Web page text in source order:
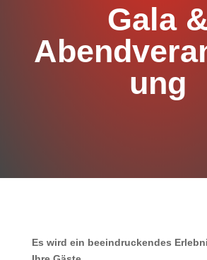
Gala &
ung
Es wird ein beeindruckendes